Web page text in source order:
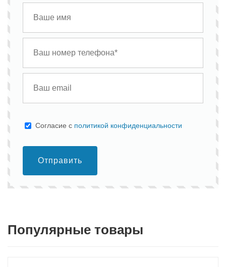
Cогласие с политикой конфиденциальности
Отправить
Популярные товары